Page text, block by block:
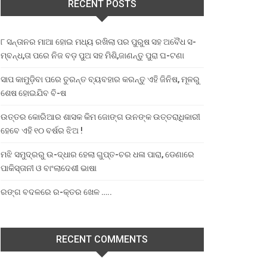
RECENT POSTS
୮ ସନ୍ତାନର ମାଆ ହୋଇ ମଧ୍ୟ ରଖିଲା ପର ପୁରୁଷ ସହ ଅବୈଧ ସ-
ମ୍ବନ୍ଧ,ତା ପରେ ନିଜ ବଡ଼ ପୁଅ ସହ ମିଶି,ଜାଣନ୍ତୁ ପୁରା ଘ-ଟଣା
ସାପ କାମୁଡ଼ିବା ପରେ ତୁରନ୍ତ ବ୍ୟବହାର କରନ୍ତୁ ଏହି ଜିନିଷ, ମୂଳରୁ
ଶେଷ ହୋଇଯିବ ବି-ଷ
ଉତ୍ତର କୋରିଆର ଶାସକ କିମ ଜୋଙ୍ଗ ଉନଙ୍କ ଉତ୍ତରାଧିକାରୀ
ହେବେ ଏହି ୧୦ ବର୍ଷର ଝିଅ !
ମଝି ସମୁଦ୍ରରୁ ଉ-ଦ୍ଧାର ହେଲା ଗୁପ୍ତ-ଚର ଧଳା ପାରା, ଡେଣାରେ
ପାକିସ୍ତାନୀ ଓ ବାଂଲାଦେଶୀ ଭାଷା
ରଙ୍ଗ ବଦଳରେ ର-କ୍ତର ଖେଳ …..
RECENT COMMENTS